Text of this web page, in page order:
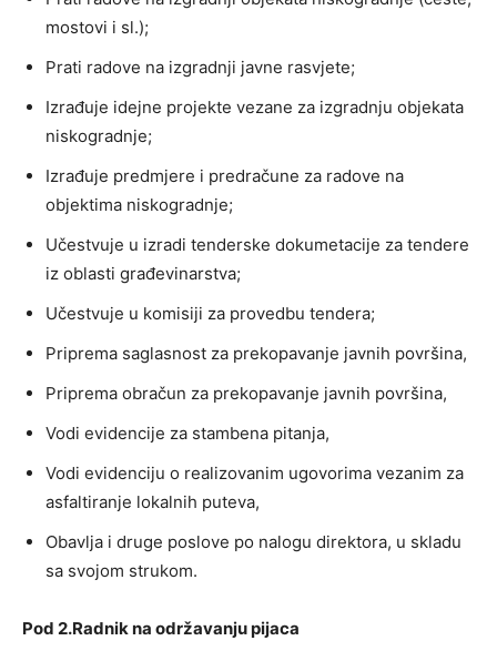
mostovi i sl.);
Prati radove na izgradnji javne rasvjete;
Izrađuje idejne projekte vezane za izgradnju objekata
niskogradnje;
Izrađuje predmjere i predračune za radove na
objektima niskogradnje;
Učestvuje u izradi tenderske dokumetacije za tendere
iz oblasti građevinarstva;
Učestvuje u komisiji za provedbu tendera;
Priprema saglasnost za prekopavanje javnih površina,
Priprema obračun za prekopavanje javnih površina,
Vodi evidencije za stambena pitanja,
Vodi evidenciju o realizovanim ugovorima vezanim za
asfaltiranje lokalnih puteva,
Obavlja i druge poslove po nalogu direktora, u skladu
sa svojom strukom.
Pod 2.Radnik na održavanju pijaca